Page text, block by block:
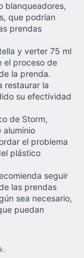
blanqueadores,
que podrían
prendas
y verter 75 ml
el proceso de
la prenda.
restaurar la
su efectividad
de Storm,
aluminio
el problema
plástico
seguir
las prendas
sea necesario,
puedan